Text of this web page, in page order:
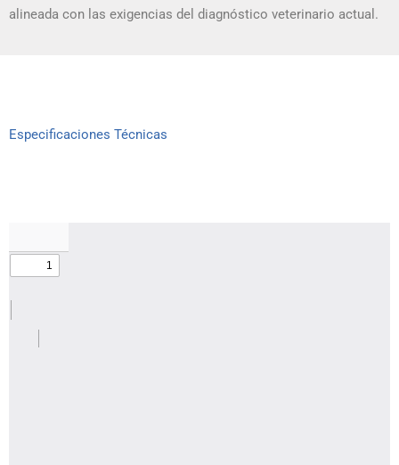
alineada con las exigencias del diagnóstico veterinario actual.
Especificaciones Técnicas